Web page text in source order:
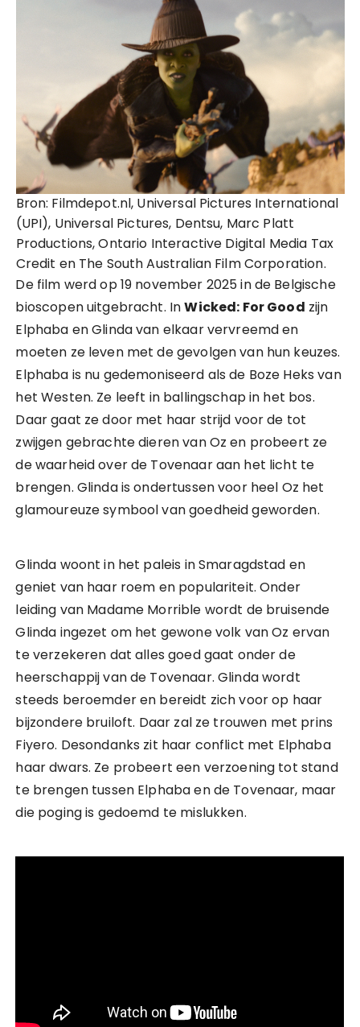
Bron: Filmdepot.nl, Universal Pictures International
(UPI), Universal Pictures, Dentsu, Marc Platt
Productions, Ontario Interactive Digital Media Tax
Credit en The South Australian Film Corporation.
De film werd op 19 november 2025 in de Belgische
bioscopen uitgebracht. InWicked: For Good zijn
Elphaba en Glinda van elkaar vervreemd en
moeten ze leven met de gevolgen van hun keuzes.
Elphaba is nu gedemoniseerd als de Boze Heks van
het Westen. Ze leeft in ballingschap in het bos.
Daar gaat ze door met haar strijd voor de tot
zwijgen gebrachte dieren van Oz en probeert ze
de waarheid over de Tovenaar aan het licht te
brengen. Glinda is ondertussen voor heel Oz het
glamoureuze symbool van goedheid geworden.
Glinda woont in het paleis in Smaragdstad en
geniet van haar roem en populariteit. Onder
leiding van Madame Morrible wordt de bruisende
Glinda ingezet om het gewone volk van Oz ervan
te verzekeren dat alles goed gaat onder de
heerschappij van de Tovenaar. Glinda wordt
steeds beroemder en bereidt zich voor op haar
bijzondere bruiloft. Daar zal ze trouwen met prins
Fiyero. Desondanks zit haar conflict met Elphaba
haar dwars. Ze probeert een verzoening tot stand
te brengen tussen Elphaba en de Tovenaar, maar
die poging is gedoemd te mislukken.